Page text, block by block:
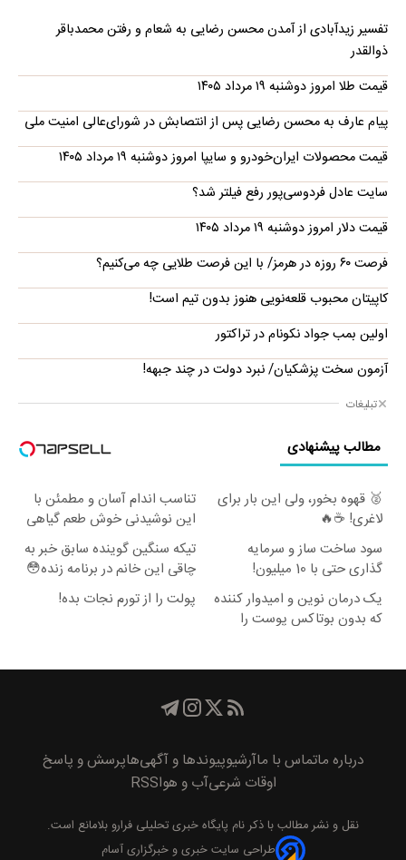
تفسیر زیدآبادی از آمدن محسن رضایی به شعام و رفتن محمدباقر
ذوالقدر
قیمت طلا امروز دوشنبه ۱۹ مرداد ۱۴۰۵
پیام عارف به محسن رضایی پس از انتصابش در شورای‌عالی امنیت ملی
قیمت محصولات ایران‌خودرو و سایپا امروز دوشنبه ۱۹ مرداد ۱۴۰۵
سایت عادل فردوسی‌پور رفع فیلتر شد؟
قیمت دلار امروز دوشنبه ۱۹ مرداد ۱۴۰۵
فرصت ۶۰ روزه در هرمز/ با این فرصت طلایی چه می‌کنیم؟
کاپیتان محبوب قلعه‌نویی هنوز بدون تیم است!
اولین بمب جواد نکونام در تراکتور
آزمون سخت پزشکیان/ نبرد دولت در چند جبهه!
تبلیغات
مطالب پیشنهادی
🥈 قهوه بخور، ولی این بار برای
لاغری! ☕🔥
تناسب اندام آسان و مطمئن با
این نوشیدنی خوش طعم گیاهی
سود ساخت ساز و سرمایه
گذاری حتی با 10 میلیون!
تیکه سنگین گوینده سابق خبر به
چاقی این خانم در برنامه زنده😳
ببین چیشد
یک درمان نوین و امیدوار کننده
که بدون بوتاکس پوست را
پولت را از تورم نجات بده!
درباره ماتماس با ماآرشیوپیوند‌ها و آگهی‌هاپرسش و پاسخ
اوقات شرعیآب و هواRSS
نقل و نشر مطالب با ذکر نام پايگاه خبری تحليلی فرارو بلامانع است.
طراحی سایت خبری و خبرگزاری آسام